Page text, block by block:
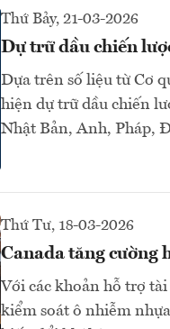
Thứ Bảy, 21-03-2026
Dự trữ dầu chiến
Dựa trên số liệu từ Cơ
hiện dự trữ dầu chiến
Nhật Bản, Anh, Pháp,
Thứ Tư, 18-03-2026
Canada tăng cường
Với các khoản hỗ trợ
kiểm soát ô nhiễm